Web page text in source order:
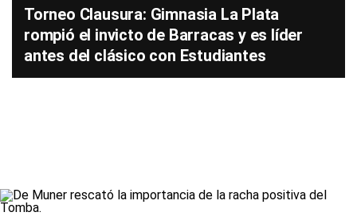
Torneo Clausura: Gimnasia La Plata
rompió el invicto de Barracas y es líder
antes del clásico con Estudiantes